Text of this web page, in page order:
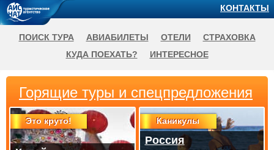
Горящие туры и спецпредложения
Это круто! Каникулы
Россия
КОНТАКТЫ
ПОИСК ТУРА АВИАБИЛЕТЫ ОТЕЛИ
СТРАХОВКА
КУДА ПОЕХАТЬ?
ИНТЕРЕСНОЕ